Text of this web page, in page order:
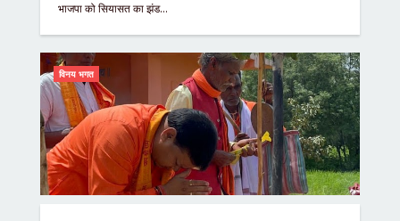
भाजपा को सियासत का झंड…
विनय भगत